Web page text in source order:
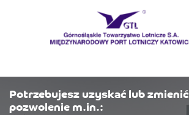
Potrzebujesz uzyskać lub zmienić
pozwolenie m.in.: